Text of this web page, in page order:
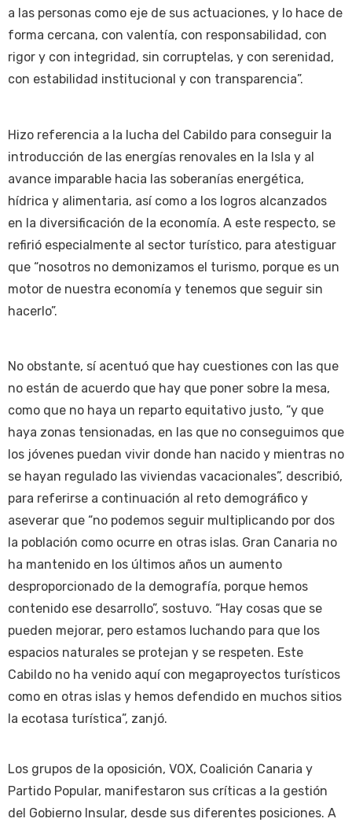
a las personas como eje de sus actuaciones, y lo hace de
forma cercana, con valentía, con responsabilidad, con
rigor y con integridad, sin corruptelas, y con serenidad,
con estabilidad institucional y con transparencia”.
Hizo referencia a la lucha del Cabildo para conseguir la
introducción de las energías renovales en la Isla y al
avance imparable hacia las soberanías energética,
hídrica y alimentaria, así como a los logros alcanzados
en la diversificación de la economía. A este respecto, se
refirió especialmente al sector turístico, para atestiguar
que “nosotros no demonizamos el turismo, porque es un
motor de nuestra economía y tenemos que seguir sin
hacerlo”.
No obstante, sí acentuó que hay cuestiones con las que
no están de acuerdo que hay que poner sobre la mesa,
como que no haya un reparto equitativo justo, “y que
haya zonas tensionadas, en las que no conseguimos que
los jóvenes puedan vivir donde han nacido y mientras no
se hayan regulado las viviendas vacacionales”, describió,
para referirse a continuación al reto demográfico y
aseverar que “no podemos seguir multiplicando por dos
la población como ocurre en otras islas. Gran Canaria no
ha mantenido en los últimos años un aumento
desproporcionado de la demografía, porque hemos
contenido ese desarrollo”, sostuvo. “Hay cosas que se
pueden mejorar, pero estamos luchando para que los
espacios naturales se protejan y se respeten. Este
Cabildo no ha venido aquí con megaproyectos turísticos
como en otras islas y hemos defendido en muchos sitios
la ecotasa turística”, zanjó.
Los grupos de la oposición, VOX, Coalición Canaria y
Partido Popular, manifestaron sus críticas a la gestión
del Gobierno Insular, desde sus diferentes posiciones. A